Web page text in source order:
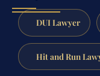
DUI Lawyer
Hit and Run